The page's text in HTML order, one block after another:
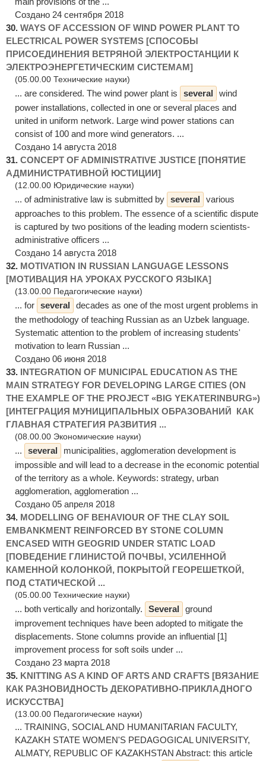
Создано 24 сентября 2018
30. WAYS OF ACCESSION OF WIND POWER PLANT TO
ELECTRICAL POWER SYSTEMS [СПОСОБЫ
ПРИСОЕДИНЕНИЯ ВЕТРЯНОЙ ЭЛЕКТРОСТАНЦИИ К
ЭЛЕКТРОЭНЕРГЕТИЧЕСКИМ СИСТЕМАМ]
(05.00.00 Технические науки)
... are considered. The wind power plant is several wind
power installations, collected in one or several places and
united in uniform network. Large wind power stations can
consist of 100 and more wind generators. ...
Создано 14 августа 2018
31. CONCEPT OF ADMINISTRATIVE JUSTICE [ПОНЯТИЕ
АДМИНИСТРАТИВНОЙ ЮСТИЦИИ]
(12.00.00 Юридические науки)
... of administrative law is submitted by several various
approaches to this problem. The essence of a scientific dispute
is captured by two positions of the leading modern scientists-
administrative officers ...
Создано 14 августа 2018
32. MOTIVATION IN RUSSIAN LANGUAGE LESSONS
[МОТИВАЦИЯ НА УРОКАХ РУССКОГО ЯЗЫКА]
(13.00.00 Педагогические науки)
... for several decades as one of the most urgent problems in
the methodology of teaching Russian as an Uzbek language.
Systematic attention to the problem of increasing students'
motivation to learn Russian ...
Создано 06 июня 2018
33. INTEGRATION OF MUNICIPAL EDUCATION AS THE
MAIN STRATEGY FOR DEVELOPING LARGE CITIES (ON
THE EXAMPLE OF THE PROJECT «BIG YEKATERINBURG»)
[ИНТЕГРАЦИЯ МУНИЦИПАЛЬНЫХ ОБРАЗОВАНИЙ КАК
ГЛАВНАЯ СТРАТЕГИЯ РАЗВИТИЯ ...
(08.00.00 Экономические науки)
... several
municipalities, agglomeration development is
impossible and will lead to a decrease in the economic potential
of the territory as a whole. Keywords: strategy, urban
agglomeration, agglomeration ...
Создано 05 апреля 2018
34. MODELLING OF BEHAVIOUR OF THE CLAY SOIL
EMBANKMENT REINFORCED BY STONE COLUMN
ENCASED WITH GEOGRID UNDER STATIC LOAD
[ПОВЕДЕНИЕ ГЛИНИСТОЙ ПОЧВЫ, УСИЛЕННОЙ
КАМЕННОЙ КОЛОНКОЙ, ПОКРЫТОЙ ГЕОРЕШЕТКОЙ,
ПОД СТАТИЧЕСКОЙ ...
(05.00.00 Технические науки)
... both vertically and horizontally. Several ground
improvement techniques have been adopted to mitigate the
displacements. Stone columns provide an influential [1]
improvement process for soft soils under ...
Создано 23 марта 2018
35. KNITTING AS A KIND OF ARTS AND CRAFTS [ВЯЗАНИЕ
КАК РАЗНОВИДНОСТЬ ДЕКОРАТИВНО-ПРИКЛАДНОГО
ИСКУССТВА]
(13.00.00 Педагогические науки)
... TRAINING, SOCIAL AND HUMANITARIAN FACULTY,
KAZAKH STATE WOMEN'S PEDAGOGICAL UNIVERSITY,
ALMATY, REPUBLIC OF KAZAKHSTAN Abstract: this article